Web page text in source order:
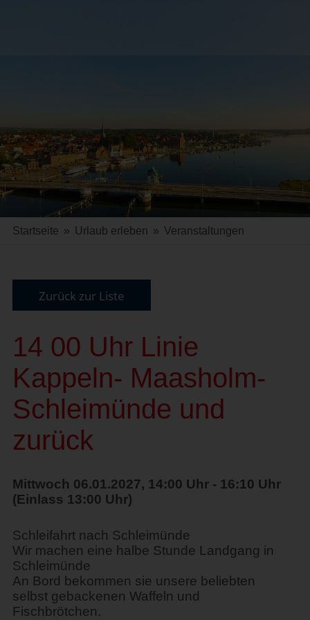
Startseite » Urlaub erleben » Veranstaltungen
Zurück zur Liste
14 00 Uhr Linie
Kappeln- Maasholm-
Schleimünde und
zurück
Mittwoch 06.01.2027, 14:00 Uhr - 16:10 Uhr
(Einlass 13:00 Uhr)
Schleifahrt nach Schleimünde
Wir machen eine halbe Stunde Landgang in
Schleimünde
An Bord bekommen sie unsere beliebten
selbst gebackenen Waffeln und
Fischbrötchen.